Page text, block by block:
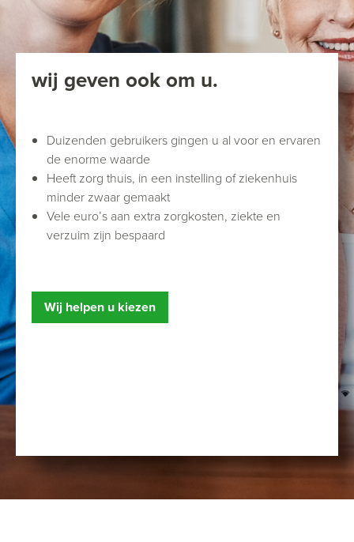
wij geven ook om u.
Duizenden gebruikers gingen u al voor en ervaren
de enorme waarde
Heeft zorg thuis, in een instelling of ziekenhuis
minder zwaar gemaakt
Vele euro’s aan extra zorgkosten, ziekte en
verzuim zijn bespaard
Wij helpen u kiezen